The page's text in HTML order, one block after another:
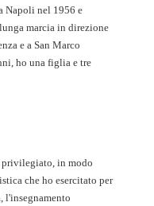
Napoli nel 1956 e
marcia in direzione
e a San Marco
ho una figlia e tre
privilegiato, in modo
che ho esercitato per
l'insegnamento